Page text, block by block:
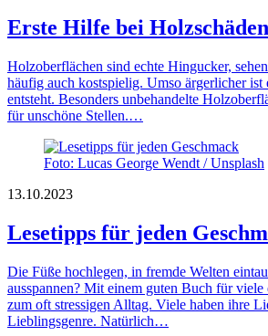
Erste Hilfe bei Holzschäden
Holzoberflächen sind echte Hingucker,
häufig auch kostspielig. Umso ärgerlicher ist
entsteht. Besonders unbehandelte
für unschöne Stellen.…
Foto: Lucas George Wendt / Unsplash
13.10.2023
Lesetipps für jeden
Die Füße hochlegen, in fremde Welten
ausspannen? Mit einem guten Buch für
zum oft stressigen Alltag. Viele haben ihre
Lieblingsgenre. Natürlich…